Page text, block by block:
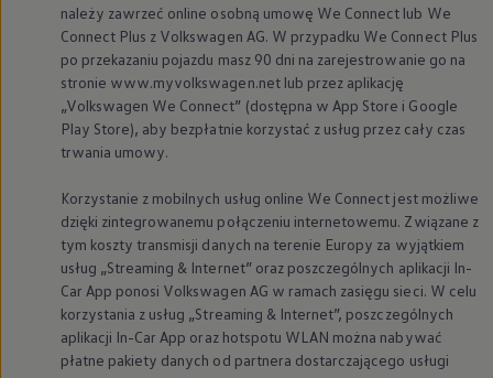
należy zawrzeć online osobną umowę We Connect lub We
Connect Plus z Volkswagen AG. W przypadku We Connect Plus
po przekazaniu pojazdu masz 90 dni na zarejestrowanie go na
stronie www.myvolkswagen.net lub przez aplikację
„Volkswagen We Connect” (dostępna w App Store i Google
Play Store), aby bezpłatnie korzystać z usług przez cały czas
trwania umowy.
Korzystanie z mobilnych usług online We Connect jest możliwe
dzięki zintegrowanemu połączeniu internetowemu. Związane z
tym koszty transmisji danych na terenie Europy za wyjątkiem
usług „Streaming & Internet” oraz poszczególnych aplikacji In-
Car App ponosi Volkswagen AG w ramach zasięgu sieci. W celu
korzystania z usług „Streaming & Internet”, poszczególnych
aplikacji In-Car App oraz hotspotu WLAN można nabywać
płatne pakiety danych od partnera dostarczającego usługi